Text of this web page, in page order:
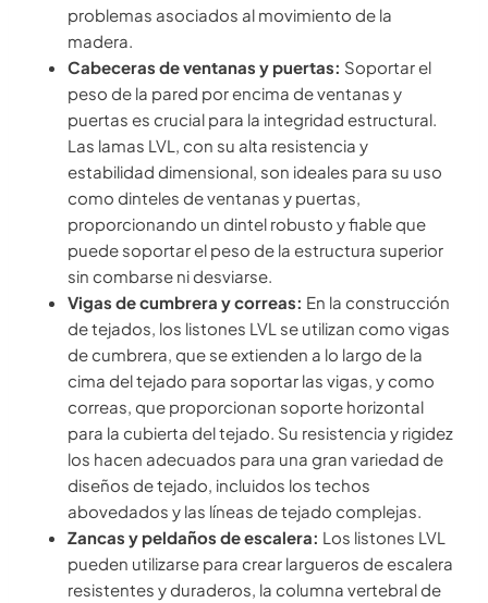
problemas asociados al movimiento de la
madera.
Cabeceras de ventanas y puertas: Soportar el
peso de la pared por encima de ventanas y
puertas es crucial para la integridad estructural.
Las lamas LVL, con su alta resistencia y
estabilidad dimensional, son ideales para su uso
como dinteles de ventanas y puertas,
proporcionando un dintel robusto y fiable que
puede soportar el peso de la estructura superior
sin combarse ni desviarse.
Vigas de cumbrera y correas: En la construcción
de tejados, los listones LVL se utilizan como vigas
de cumbrera, que se extienden a lo largo de la
cima del tejado para soportar las vigas, y como
correas, que proporcionan soporte horizontal
para la cubierta del tejado. Su resistencia y rigidez
los hacen adecuados para una gran variedad de
diseños de tejado, incluidos los techos
abovedados y las líneas de tejado complejas.
Zancas y peldaños de escalera: Los listones LVL
pueden utilizarse para crear largueros de escalera
resistentes y duraderos, la columna vertebral de